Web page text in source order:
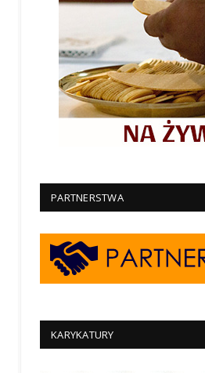
PARTNERSTWA
KARYKATURY